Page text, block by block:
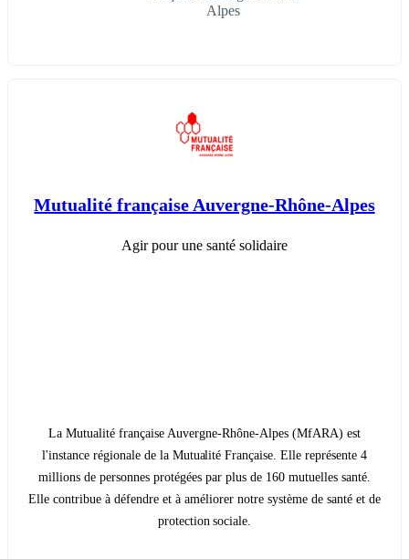
Alpes
Mutualité française Auvergne-Rhône-Alpes
Agir pour une santé solidaire
La Mutualité française Auvergne-Rhône-Alpes (MfARA) est
l'instance régionale de la Mutualité Française. Elle représente 4
millions de personnes protégées par plus de 160 mutuelles santé.
Elle contribue à défendre et à améliorer notre système de santé et de
protection sociale.